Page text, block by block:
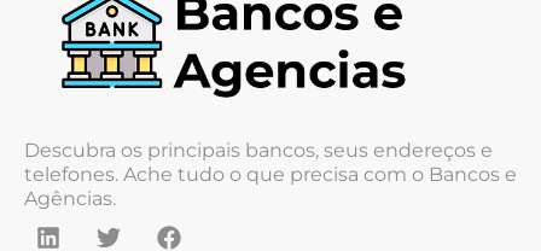
Descubra os principais bancos, seus endereços e
telefones. Ache tudo o que precisa com o Bancos e
Agências.